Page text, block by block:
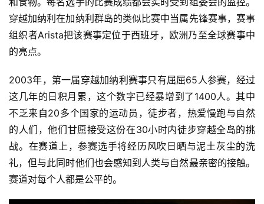
穿越加纳利在加纳利群岛的类似比赛中当属先锋赛事，赛事
组织者Arista把该赛事定位于西班牙，欧洲乃至全球赛事中
的亮点。
2003年，第一届穿越加纳利赛事只有屈屈65人参赛，经过
这几年的日积月累，这个数字已经暴增到了1400人。其中
不乏来自20多个国家的运动员，徒步者，热爱慢跑与自然
的人们，他们甘愿接受这份在30小时内徒步穿越全岛的挑
战。在赛道上，参赛选手将经历风吹日晒与泥土灰尘的洗
礼，但与此同时他们也会感知到人类与自然最亲密的接触。
赛道对每个人都是公平的。